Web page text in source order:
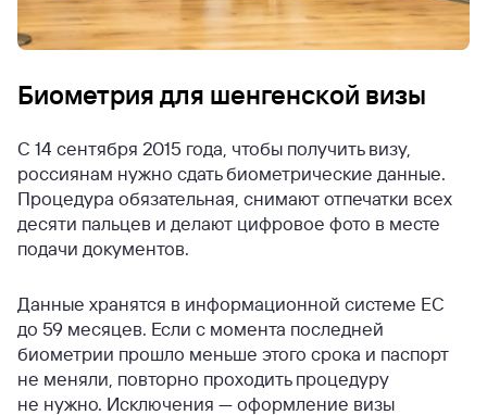
Биометрия для шенгенской визы
С 14 сентября 2015 года, чтобы получить визу,
россиянам нужно сдать биометрические данные.
Процедура обязательная, снимают отпечатки всех
десяти пальцев и делают цифровое фото в месте
подачи документов.
Данные хранятся в информационной системе ЕС
до 59 месяцев. Если с момента последней
биометрии прошло меньше этого срока и паспорт
не меняли, повторно проходить процедуру
не нужно. Исключения — оформление визы